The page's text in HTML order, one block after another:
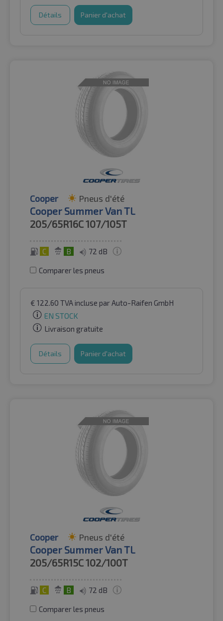
Détails Panier d'achat
Cooper Pneus d'été
Cooper Summer Van TL
205/65R16C107/105T
C B 72 dB
Comparer les pneus
€ 122.60 TVA incluse par Auto-Raifen GmbH
EN STOCK
Livraison gratuite
Détails Panier d'achat
Cooper Pneus d'été
Cooper Summer Van TL
205/65R15C102/100T
C B 72 dB
Comparer les pneus